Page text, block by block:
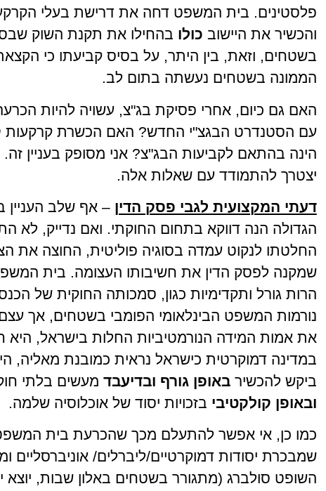
פלסטינים. בית המשפט דחה את דרישת בעלי
והכשיר את היישוב כולו
בשטחים, וזאת, בין היתר, על בסיס קביעתו כי
הממונה בשטחים נעשתה בתום לב.
האם גם כיום, אחרי פסיקת בג"צ, עשויה להיות
עם הסטנדרט הבגצ"י החדש? האם הכשרת קרקעות
הינה בהתאם לקביעות הבג"צ? אני מסופק בעניין
יצטרך להתמודד עם שאלות אלה.
דעתי המקצועית לגבי פסק הדין – אף שלב העניין
הגדולה הנה דווקא בתחום החוקתי. ואם נדייק,
החלטתו לנקוט עמדה בסוגיה פוליטית, החוצה את
שמקנה לפסק הדין את חשיבותו העצומה. בית
הרות גורל ותקדימיות כגון, סמכותה החוקית של
נורמות המשפט הבינלאומי הפומבי בשטחים, אך
את אמות המידה הנורמטיביות החלות בישראל, היא
במדינה דמוקרטית כישראל נראית כמובנת מאליה,
ביקש להכשירבאופן גורף ובדיעבד מעשים בלתי
ובאופן קולקטיבי בזכויות יסוד של אוכלוסיה שלמה.
כמו כן, אי אפשר להתעלם מכך שהכרעת בית
שמבכרת יסודות דמוקרטיים/ליברלים/
השופט סולברג (מתגורר בשטחים באלון שבות, יוצא